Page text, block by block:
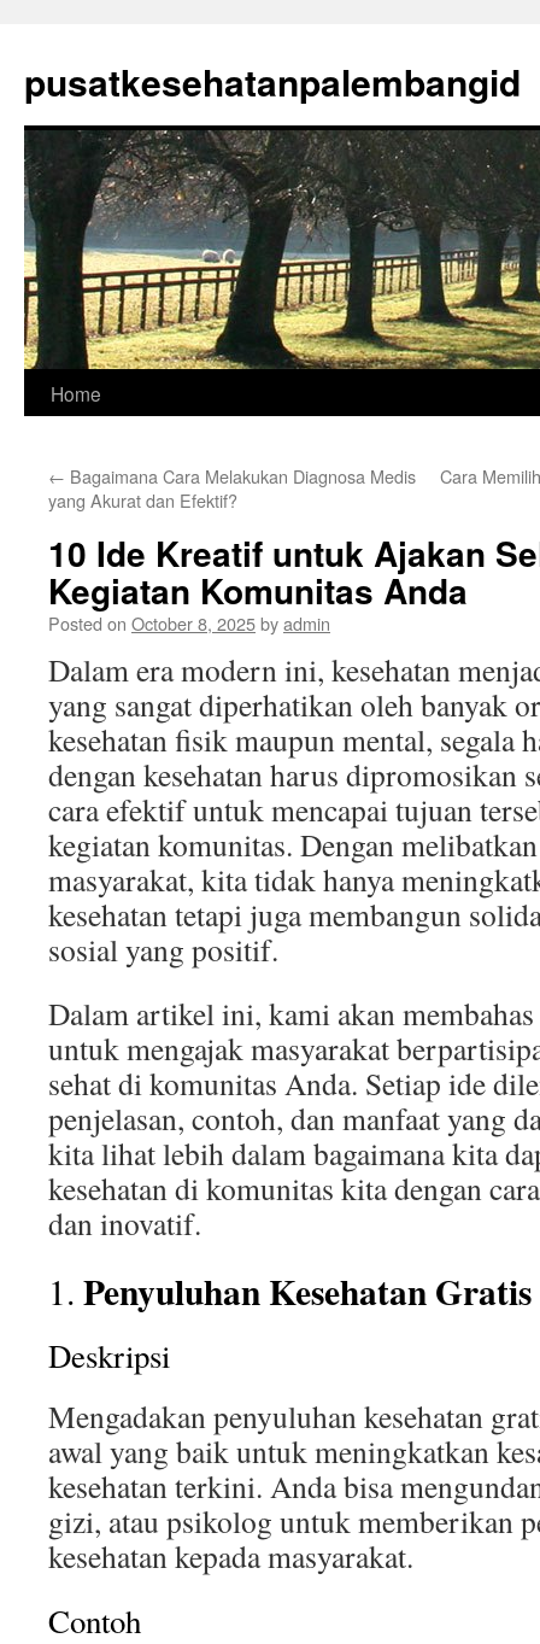
content
pusatkesehatanpalembangid
Home
← Bagaimana Cara Melakukan Diagnosa Medis
yang Akurat dan Efektif?
Cara
10 Ide Kreatif untuk Ajakan
Kegiatan Komunitas Anda
Posted on October 8, 2025byadmin
Dalam era modern ini, kesehatan
yang sangat diperhatikan oleh banyak
kesehatan fisik maupun mental, segala
dengan kesehatan harus dipromosikan
cara efektif untuk mencapai tujuan
kegiatan komunitas. Dengan
masyarakat, kita tidak hanya
kesehatan tetapi juga membangun
sosial yang positif.
Dalam artikel ini, kami akan
untuk mengajak masyarakat
sehat di komunitas Anda. Setiap ide
penjelasan, contoh, dan manfaat yang
kita lihat lebih dalam bagaimana kita
kesehatan di komunitas kita dengan
dan inovatif.
1. Penyuluhan Kesehatan Gratis
Deskripsi
Mengadakan penyuluhan kesehatan
awal yang baik untuk meningkatkan
kesehatan terkini. Anda bisa
gizi, atau psikolog untuk memberikan
kesehatan kepada masyarakat.
Contoh